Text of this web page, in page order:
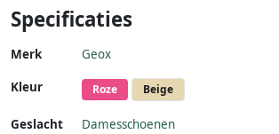
Specificaties
Merk Geox
Kleur Roze Beige
Geslacht
Damesschoenen